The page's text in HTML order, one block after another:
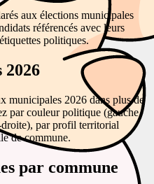
aux élections municipales
référencés avec leurs
politiques.
2026
municipales 2026 dans plus de
par couleur politique (gauche,
par profil territorial
de commune.
par commune